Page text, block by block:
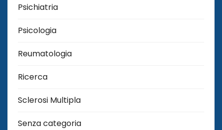
Psichiatria
Psicologia
Reumatologia
Ricerca
Sclerosi Multipla
Senza categoria